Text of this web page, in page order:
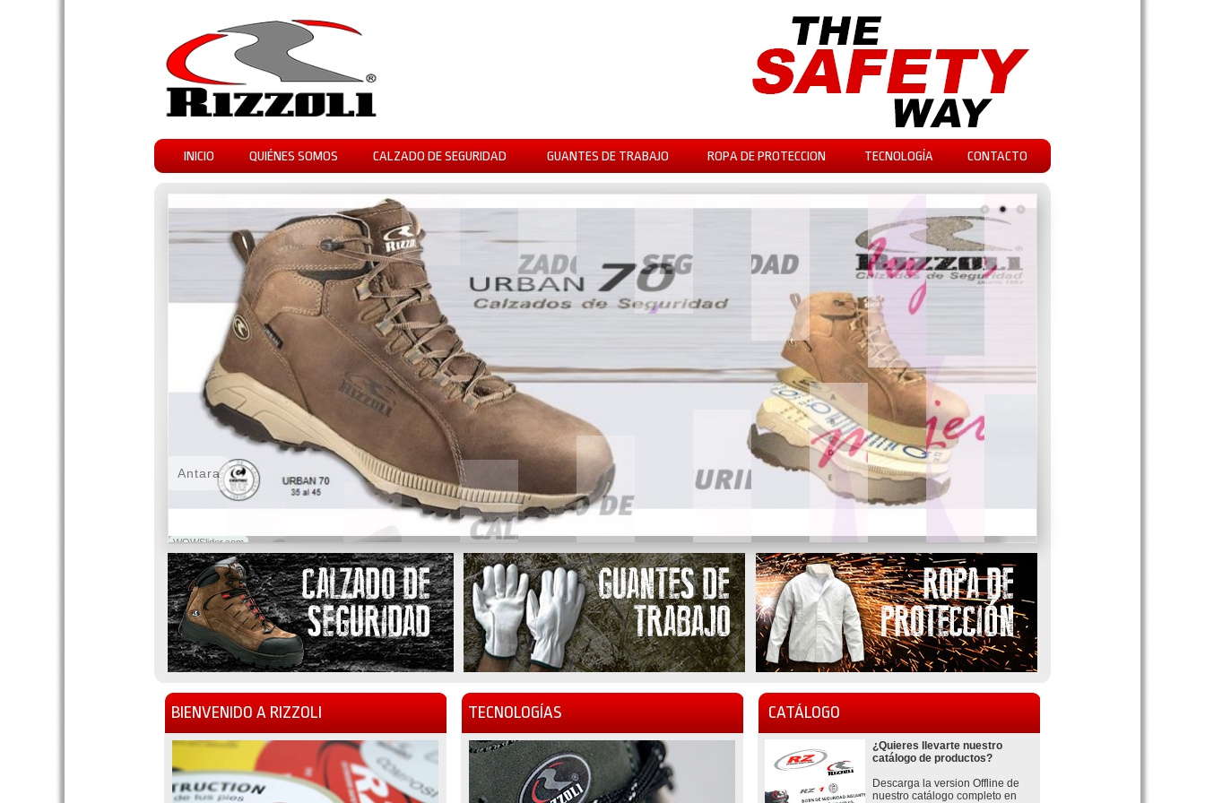
INICIO QUIÉNES SOMOS CALZADO DE SEGURIDAD GUANTES DE TRABAJO ROPA DE PROTECCION TECNOLOGÍA CONTACTO
WOWSlider.com
Antara
BIENVENIDO A RIZZOLI TECNOLOGÍAS CATÁLOGO
¿Quieres llevarte nuestro
catálogo de productos?
Descarga la version Offline de
nuestro catálogo completo en